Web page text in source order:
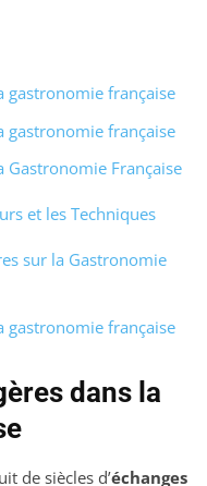
gastronomie française
gastronomie française
Gastronomie Française
et les Techniques
sur la Gastronomie
gastronomie française
dans la
de siècles d’échanges